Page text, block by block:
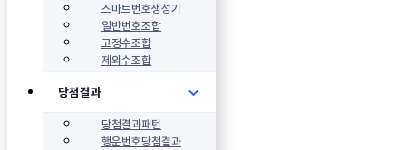
스마트번호생성기
일반번호조합
고정수조합
제외수조합
당첨결과
당첨결과패턴
행운번호당첨결과